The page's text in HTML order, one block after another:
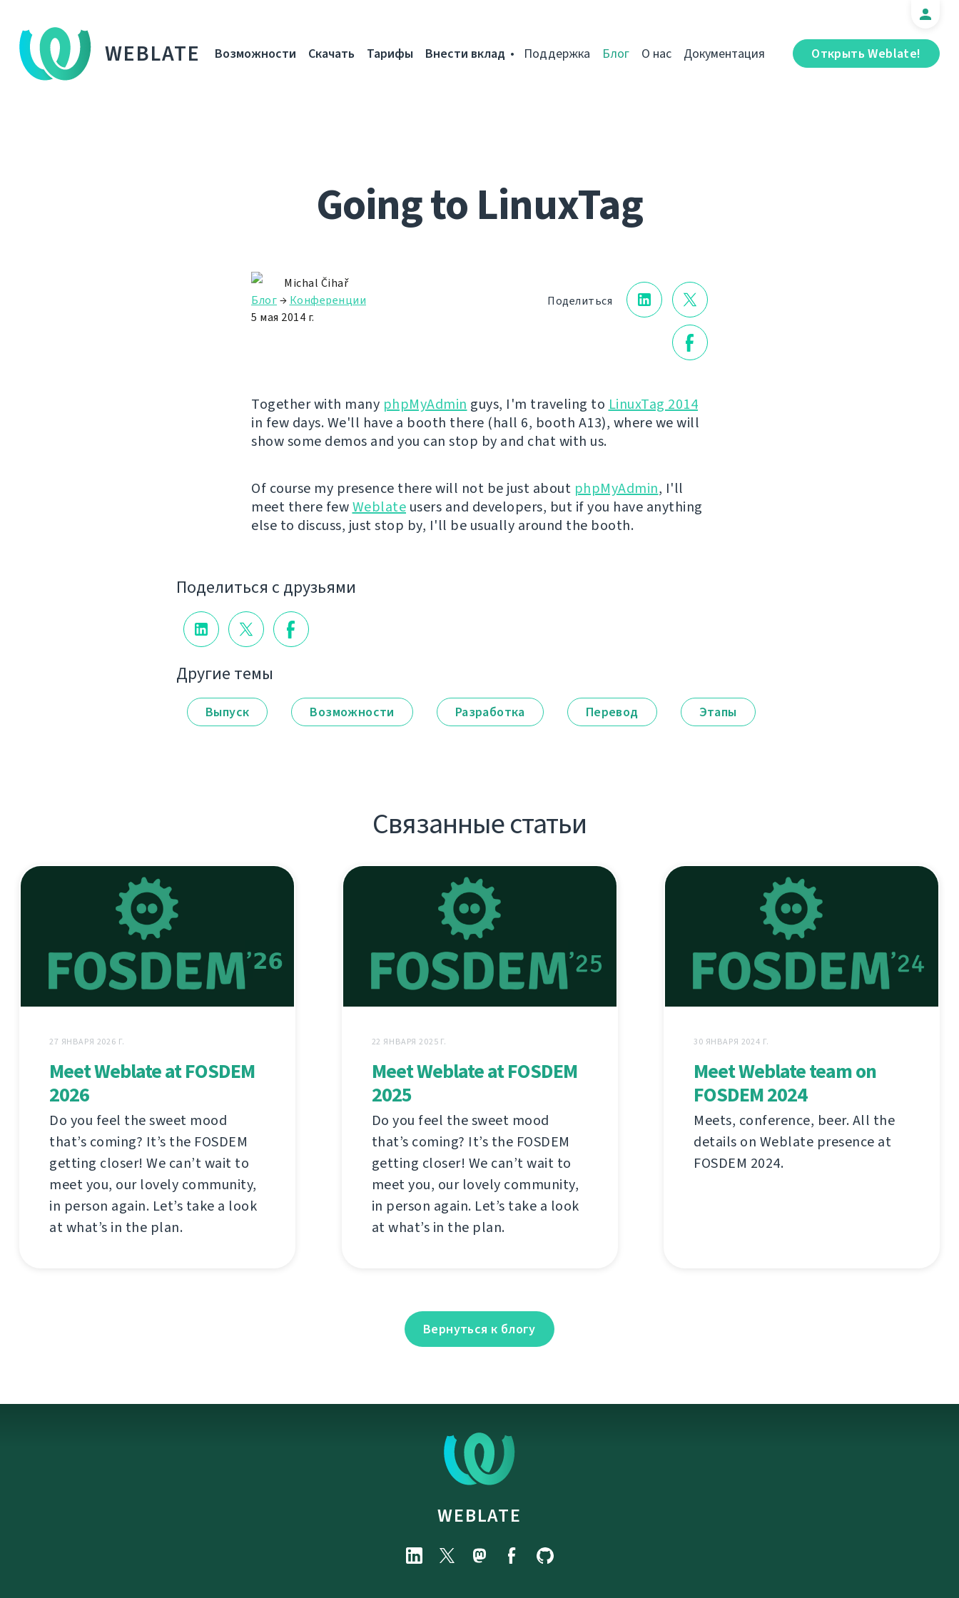
WEBLATE Открыть Weblate!
Возможности Скачать Тарифы Внести вклад Поддержка Блог О нас Документация
Going to LinuxTag
Поделиться
Michal Čihař
Блог→ Конференции
5 мая 2014 г.
Together with many phpMyAdmin guys, I'm traveling to LinuxTag 2014
in few days. We'll have a booth there (hall 6, booth A13), where we will
show some demos and you can stop by and chat with us.
Of course my presence there will not be just about phpMyAdmin, I'll
meet there fewWeblate users and developers, but if you have anything
else to discuss, just stop by, I'll be usually around the booth.
Поделиться с друзьями
Другие темы
Выпуск Возможности Разработка Перевод Этапы
Связанные статьи
27 ЯНВАРЯ 2026 Г.
Meet Weblate at FOSDEM
2026
Do you feel the sweet mood
that’s coming? It’s the FOSDEM
getting closer! We can’t wait to
meet you, our lovely community,
in person again. Let’s take a look
at what’s in the plan.
22 ЯНВАРЯ 2025 Г.
Meet Weblate at FOSDEM
2025
Do you feel the sweet mood
that’s coming? It’s the FOSDEM
getting closer! We can’t wait to
meet you, our lovely community,
in person again. Let’s take a look
at what’s in the plan.
30 ЯНВАРЯ 2024 Г.
Meet Weblate team on
FOSDEM 2024
Meets, conference, beer. All the
details on Weblate presence at
FOSDEM 2024.
Вернуться к блогу
WEBLATE